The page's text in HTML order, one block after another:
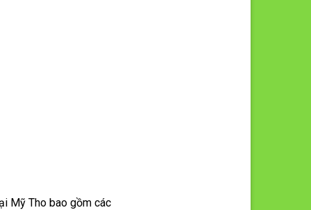
Mỹ Tho bao gồm các